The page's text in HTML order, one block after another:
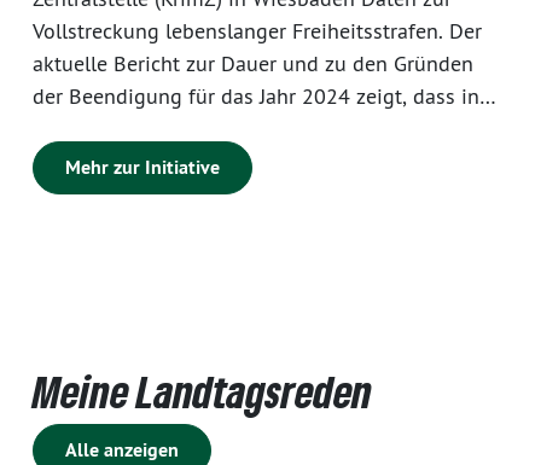
Vollstreckung lebenslanger Freiheitsstrafen. Der
aktuelle Bericht zur Dauer und zu den Gründen
der Beendigung für das Jahr 2024 zeigt, dass in
lebenslange Freiheitsstrafe verbüßen. Davon
wurde eine Person entlassen. Im Durchschnitt
Mehr zur Initiative
Meine Landtagsreden
Alle anzeigen